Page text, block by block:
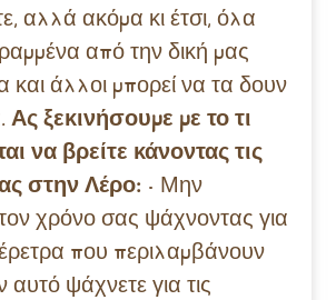
αλλά ακόμα κι έτσι, όλα
από την δική μας
και άλλοι μπορεί να τα δουν
Ας ξεκινήσουμε με το τι
να βρείτε κάνοντας τις
στην Λέρο: • Μην
χρόνο σας ψάχνοντας για
που περιλαμβάνουν
ψάχνετε για τις